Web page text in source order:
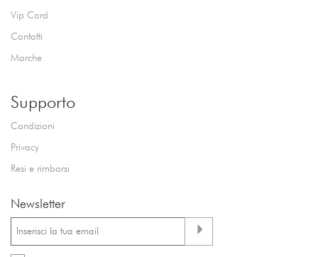
Vip Card
Contatti
Marche
Supporto
Condizioni
Privacy
Resi e rimborsi
Newsletter